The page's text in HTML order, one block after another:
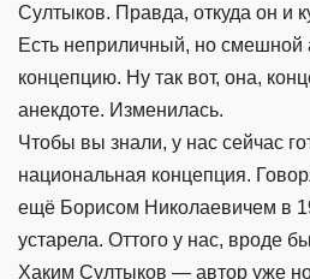
Султыков. Правда, откуда он и
Есть неприличный, но смешной
концепцию. Ну так вот, она,
анекдоте. Изменилась.
Чтобы вы знали, у нас сейчас
национальная концепция.
ещё Борисом Николаевичем в
устарела. Оттого у нас, вроде
Хаким Султыков — автор уже